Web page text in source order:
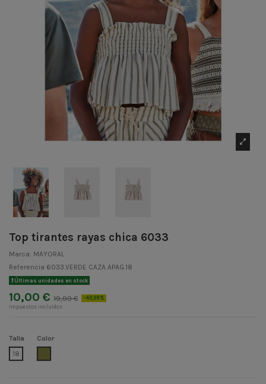
Top tirantes rayas chica 6033
Marca: MAYORAL
Referencia 6033.VERDE CAZA APAG.18
Últimas unidades en stock
10,00 € 19,99 € -49,98%
Impuestos incluidos
Talla
18
Color